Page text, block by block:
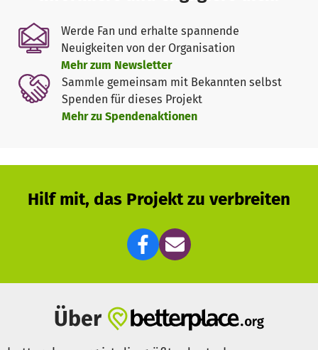
Daher diese Spendenaktion. Wir wollen damit
gewährleisten, dass die finanziellen Lücken gestopft
werden und finanzielle Engpässe nicht entstehen können.
Jede Spende – und sei sie noch so klein – hilft uns, unser
Angebot aufrecht zu erhalten.
Mit eurer Hilfe bleiben wir eine wichtige Anlaufstelle für
junge Menschen – auch die nächsten 15 Jahre. Danke für
Werde Fan und erhalte spannende
Neuigkeiten von der Organisation
Mehr zum Newsletter
Sammle gemeinsam mit Bekannten selbst
Spenden für dieses Projekt
Mehr zu Spendenaktionen
Hilf mit, das Projekt zu verbreiten
Über